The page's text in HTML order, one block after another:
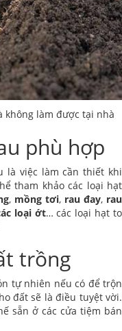
không làm được tại nhà
phù hợp
là việc làm cần thiết khi
tham khảo các loại hạt
, mồng tơi, rau đay, rau
loại ớt… các loại hạt to
trồng
tự nhiên nếu có để trộn
đất sẽ là điều tuyệt vời.
sẵn ở các cửa tiệm bán